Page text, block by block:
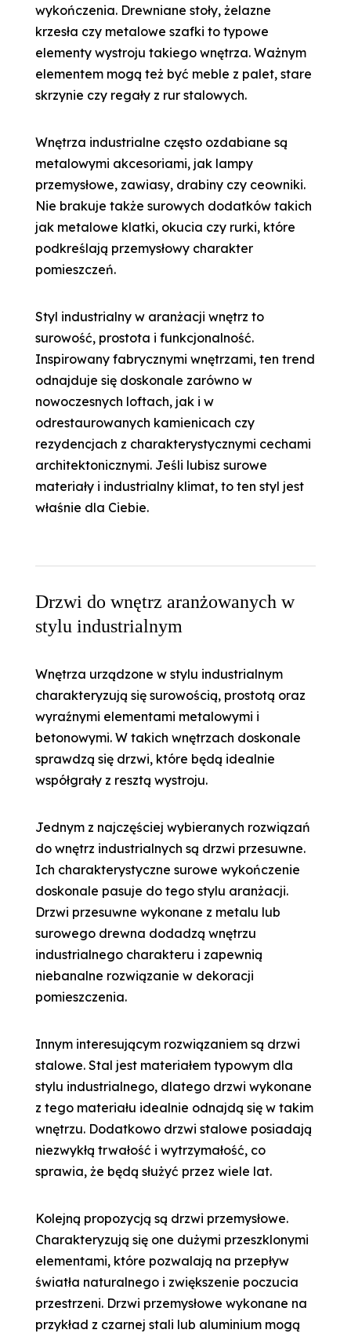
wykończenia. Drewniane stoły, żelazne
krzesła czy metalowe szafki to typowe
elementy wystroju takiego wnętrza. Ważnym
elementem mogą też być meble z palet, stare
skrzynie czy regały z rur stalowych.
Wnętrza industrialne często ozdabiane są
metalowymi akcesoriami, jak lampy
przemysłowe, zawiasy, drabiny czy ceowniki.
Nie brakuje także surowych dodatków takich
jak metalowe klatki, okucia czy rurki, które
podkreślają przemysłowy charakter
pomieszczeń.
Styl industrialny w aranżacji wnętrz to
surowość, prostota i funkcjonalność.
Inspirowany fabrycznymi wnętrzami, ten trend
odnajduje się doskonale zarówno w
nowoczesnych loftach, jak i w
odrestaurowanych kamienicach czy
rezydencjach z charakterystycznymi cechami
architektonicznymi. Jeśli lubisz surowe
materiały i industrialny klimat, to ten styl jest
właśnie dla Ciebie.
Drzwi do wnętrz aranżowanych w
stylu industrialnym
Wnętrza urządzone w stylu industrialnym
charakteryzują się surowością, prostotą oraz
wyraźnymi elementami metalowymi i
betonowymi. W takich wnętrzach doskonale
sprawdzą się drzwi, które będą idealnie
współgrały z resztą wystroju.
Jednym z najczęściej wybieranych rozwiązań
do wnętrz industrialnych są drzwi przesuwne.
Ich charakterystyczne surowe wykończenie
doskonale pasuje do tego stylu aranżacji.
Drzwi przesuwne wykonane z metalu lub
surowego drewna dodadzą wnętrzu
industrialnego charakteru i zapewnią
niebanalne rozwiązanie w dekoracji
pomieszczenia.
Innym interesującym rozwiązaniem są drzwi
stalowe. Stal jest materiałem typowym dla
stylu industrialnego, dlatego drzwi wykonane
z tego materiału idealnie odnajdą się w takim
wnętrzu. Dodatkowo drzwi stalowe posiadają
niezwykłą trwałość i wytrzymałość, co
sprawia, że będą służyć przez wiele lat.
Kolejną propozycją są drzwi przemysłowe.
Charakteryzują się one dużymi przeszklonymi
elementami, które pozwalają na przepływ
światła naturalnego i zwiększenie poczucia
przestrzeni. Drzwi przemysłowe wykonane na
przykład z czarnej stali lub aluminium mogą